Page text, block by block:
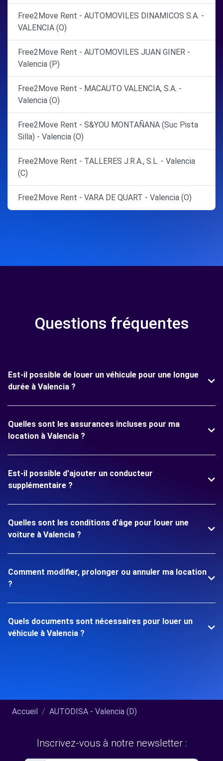
Free2Move Rent - AUTOMOVILES DINAMICOS S.A. -
VALENCIA (O)
Free2Move Rent - AUTOMOVILES JUAN GINER -
Valencia (P)
Free2Move Rent - MACAUTO VALENCIA, S.A. -
Valencia (O)
Free2Move Rent - S&YOU MONTAÑANA (Suc Pista
Silla) - Valencia (O)
Free2Move Rent - TALLERES J.R.A., S.L. - Valencia
(C)
Free2Move Rent - VARA DE QUART - Valencia (O)
Questions fréquentes
Est-il possible de louer un véhicule pour une longue
durée à Valencia ?
Quelles sont les assurances incluses pour ma
location à Valencia ?
Est-il possible d'ajouter un conducteur
supplémentaire ?
Quelles sont les conditions d'âge pour louer une
voiture à Valencia ?
Comment modifier, prolonger ou annuler ma location
?
Quels documents sont nécessaires pour louer un
véhicule à Valencia ?
Accueil AUTODISA - Valencia (D)
Inscrivez-vous à notre newsletter :